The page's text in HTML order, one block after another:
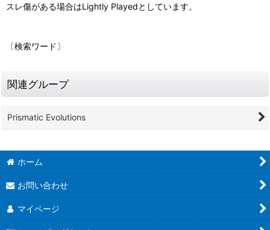
スレ傷がある場合はLightly Playedとしています。
〔検索ワード〕
関連グループ
Prismatic Evolutions
ホーム
お問い合わせ
マイページ